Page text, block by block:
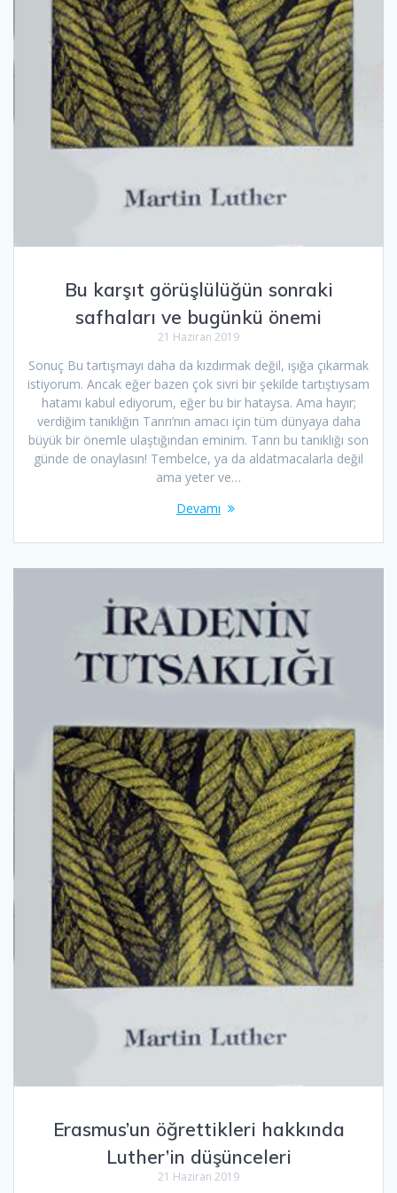
Bu karşıt görüşlülüğün sonraki
safhaları ve bugünkü önemi
21 Haziran 2019
Sonuç Bu tartışmayı daha da kızdırmak değil, ışığa çıkarmak
istiyorum. Ancak eğer bazen çok sivri bir şekilde tartıştıysam
hatamı kabul ediyorum, eğer bu bir hataysa. Ama hayır;
verdiğim tanıklığın Tanrı’nın amacı için tüm dünyaya daha
büyük bir önemle ulaştığından eminim. Tanrı bu tanıklığı son
günde de onaylasın! Tembelce, ya da aldatmacalarla değil
ama yeter ve…
Devamı
Erasmus’un öğrettikleri hakkında
Luther’in düşünceleri
21 Haziran 2019